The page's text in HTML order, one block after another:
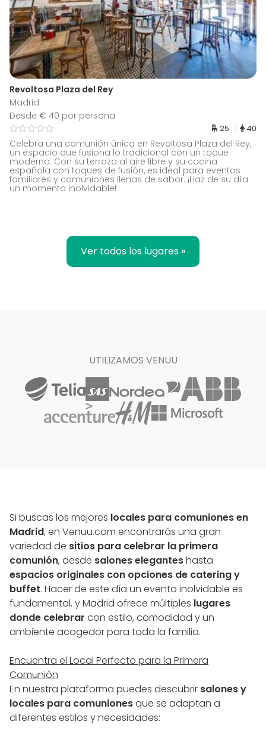
Revoltosa Plaza del Rey
Madrid
Desde € 40 por persona
25 40
Celebra una comunión única en Revoltosa Plaza del Rey,
un espacio que fusiona lo tradicional con un toque
moderno. Con su terraza al aire libre y su cocina
española con toques de fusión, es ideal para eventos
familiares y comuniones llenas de sabor. ¡Haz de su día
un momento inolvidable!
Ver todos los lugares »
UTILIZAMOS VENUU
Si buscas los mejores locales para comuniones en
Madrid, en Venuu.com encontrarás una gran
variedad de sitios para celebrar la primera
comunión, desde salones eleganteshasta
espacios originales con opciones de catering y
buffet. Hacer de este día un evento inolvidable es
fundamental, y Madrid ofrece múltiples lugares
donde celebrar con estilo, comodidad y un
ambiente acogedor para toda la familia.
Encuentra el Local Perfecto para la Primera
Comunión
En nuestra plataforma puedes descubrir salones y
locales para comunionesque se adaptan a
diferentes estilos y necesidades: